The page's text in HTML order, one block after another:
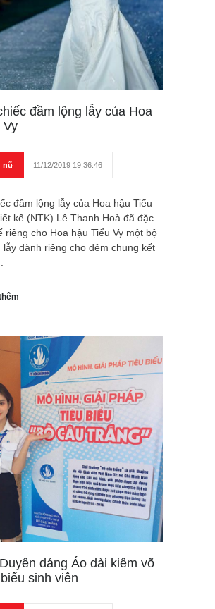
đầm lộng lẫy của Hoa
Vy
nữ 11/12/2019 19:36:46
đầm lộng lẫy của Hoa hậu Tiểu
kế (NTK) Lê Thanh Hoà đã đặc
riêng cho Hoa hậu Tiểu Vy một bộ
lẫy dành riêng cho đêm chung kết
dáng Áo dài kiêm võ
sinh viên